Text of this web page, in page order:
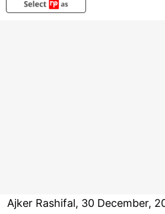
Ajker Rashifal, 30 December,